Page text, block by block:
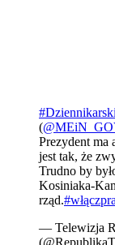
(
Prezydent ma
jest tak, że
Trudno by
Kosiniaka-
rząd.
— Telewizja